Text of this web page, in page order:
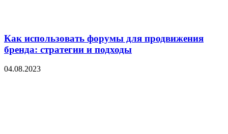
Как использовать форумы для продвижения
бренда: стратегии и подходы
04.08.2023